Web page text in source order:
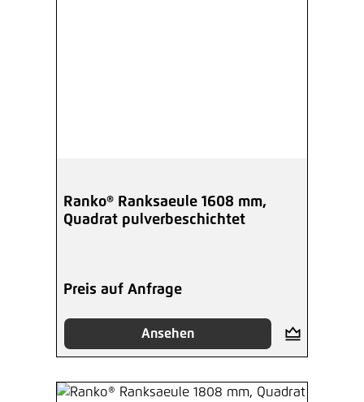
Ranko® Ranksaeule 1608 mm,
Quadrat pulverbeschichtet
Preis auf Anfrage
Ansehen